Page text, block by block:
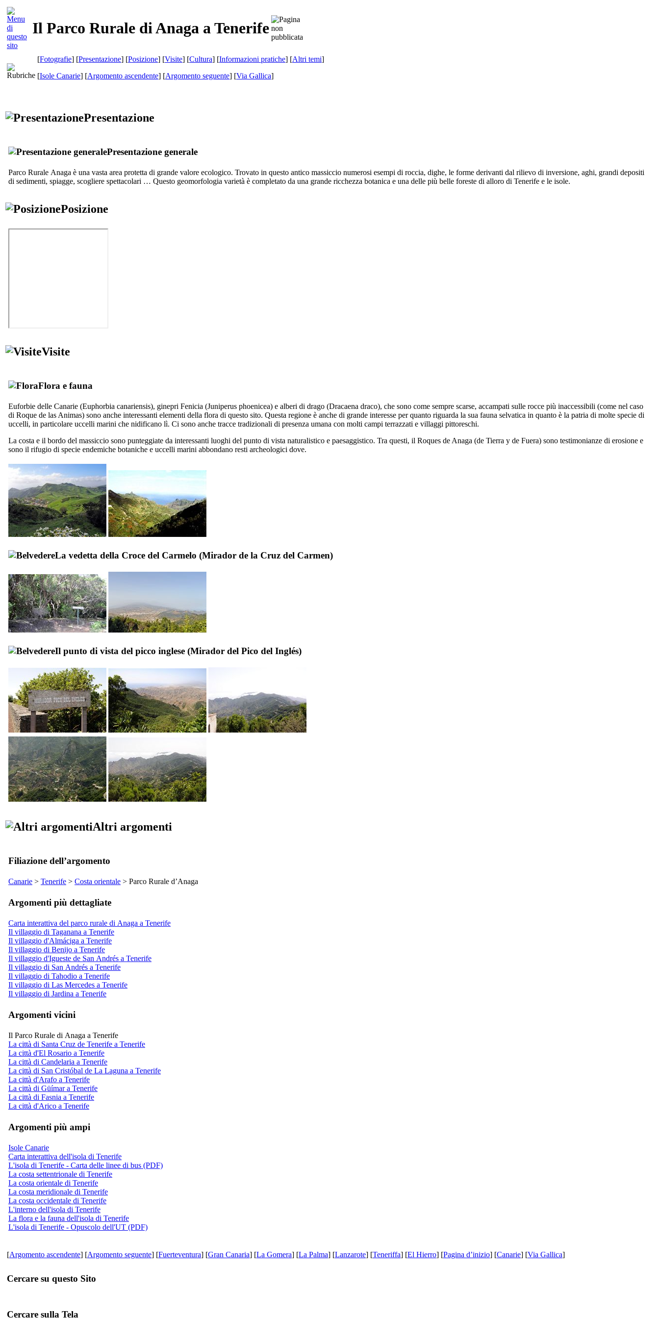
Il Parco Rurale di Anaga a Tenerife
[Fotografie] [Presentazione] [Posizione] [Visite] [Cultura] [Informazioni pratiche] [Altri temi]
[Isole Canarie] [Argomento ascendente] [Argomento seguente] [Via Gallica]
Presentazione
Presentazione generale
Parco Rurale Anaga è una vasta area protetta di grande valore ecologico. Trovato in questo antico massiccio numerosi esempi di roccia, dighe, le forme derivanti dal rilievo di inversione, aghi, grandi depositi
di sedimenti, spiagge, scogliere spettacolari … Questo geomorfologia varietà è completato da una grande ricchezza botanica e una delle più belle foreste di alloro di Tenerife e le isole.
Posizione
Visite
Flora e fauna
Euforbie delle Canarie (Euphorbia canariensis), ginepri Fenicia (Juniperus phoenicea) e alberi di drago (Dracaena draco), che sono come sempre scarse, accampati sulle rocce più inaccessibili (come nel caso
di Roque de las Animas) sono anche interessanti elementi della flora di questo sito. Questa regione è anche di grande interesse per quanto riguarda la sua fauna selvatica in quanto è la patria di molte specie di
uccelli, in particolare uccelli marini che nidificano lì. Ci sono anche tracce tradizionali di presenza umana con molti campi terrazzati e villaggi pittoreschi.
La costa e il bordo del massiccio sono punteggiate da interessanti luoghi del punto di vista naturalistico e paesaggistico. Tra questi, il Roques de Anaga (de Tierra y de Fuera) sono testimonianze di erosione e
sono il rifugio di specie endemiche botaniche e uccelli marini abbondano resti archeologici dove.
La vedetta della Croce del Carmelo (Mirador de la Cruz del Carmen)
Il punto di vista del picco inglese (Mirador del Pico del Inglés)
Altri argomenti
Filiazione dell’argomento
Canarie > Tenerife > Costa orientale > Parco Rurale d’Anaga
Argomenti più dettagliate
Carta interattiva del parco rurale di Anaga a Tenerife
Il villaggio di Taganana a Tenerife
Il villaggio d'Almáciga a Tenerife
Il villaggio di Benijo a Tenerife
Il villaggio d'Igueste de San Andrés a Tenerife
Il villaggio di San Andrés a Tenerife
Il villaggio di Tahodio a Tenerife
Il villaggio di Las Mercedes a Tenerife
Il villaggio di Jardina a Tenerife
Argomenti vicini
Il Parco Rurale di Anaga a Tenerife
La città di Santa Cruz de Tenerife a Tenerife
La città d'El Rosario a Tenerife
La città di Candelaria a Tenerife
La città di San Cristóbal de La Laguna a Tenerife
La città d'Arafo a Tenerife
La città di Güímar a Tenerife
La città di Fasnia a Tenerife
La città d'Arico a Tenerife
Argomenti più ampi
Isole Canarie
Carta interattiva dell'isola di Tenerife
L'isola di Tenerife - Carta delle linee di bus (PDF)
La costa settentrionale di Tenerife
La costa orientale di Tenerife
La costa meridionale di Tenerife
La costa occidentale di Tenerife
L'interno dell'isola di Tenerife
La flora e la fauna dell'isola di Tenerife
L'isola di Tenerife - Opuscolo dell'UT (PDF)
[Argomento ascendente] [Argomento seguente] [Fuerteventura] [Gran Canaria] [La Gomera] [La Palma] [Lanzarote] [Teneriffa] [El Hierro] [Pagina d’inizio] [Canarie] [Via Gallica]
Cercare su questo Sito
Cercare sulla Tela